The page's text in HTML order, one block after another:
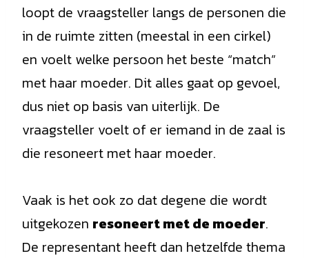
loopt de vraagsteller langs de personen die
in de ruimte zitten (meestal in een cirkel)
en voelt welke persoon het beste “match”
met haar moeder. Dit alles gaat op gevoel,
dus niet op basis van uiterlijk. De
vraagsteller voelt of er iemand in de zaal is
die resoneert met haar moeder.
Vaak is het ook zo dat degene die wordt
uitgekozen resoneert met de moeder.
De representant heeft dan hetzelfde thema